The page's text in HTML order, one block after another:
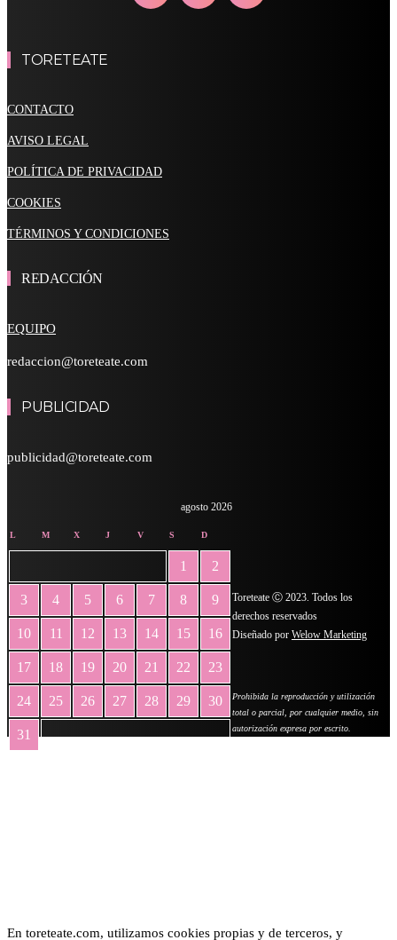
TORETEATE
CONTACTO
AVISO LEGAL
POLÍTICA DE PRIVACIDAD
COOKIES
TÉRMINOS Y CONDICIONES
REDACCIÓN
EQUIPO
redaccion@toreteate.com
PUBLICIDAD
publicidad@toreteate.com
agosto 2026
L M X J V S D
1 2
3 4 5 6 7 8 9
10 11 12 13 14 15 16
17 18 19 20 21 22 23
24 25 26 27 28 29 30
31
Toreteate Ⓒ 2023. Todos los
derechos reservados
Diseñado por Welow Marketing
Prohibida la reproducción y utilización
total o parcial, por cualquier medio, sin
autorización expresa por escrito.
En toreteate.com, utilizamos cookies propias y de terceros, y